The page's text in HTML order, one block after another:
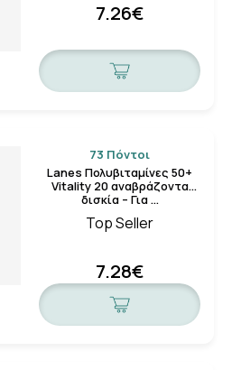
7.26€
73 Πόντοι
Lanes Πολυβιταμίνες 50+
Vitality 20 αναβράζοντα
δισκία – Για …
Top Seller
7.28€